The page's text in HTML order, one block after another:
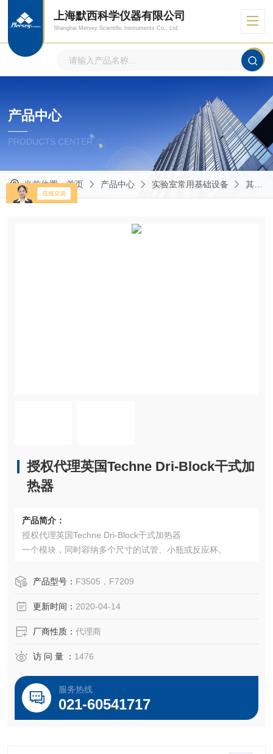
上海默西科学仪器有限公司
Shanghai Mersey Scientific Instruments Co., Ltd.
产品中心
PRODUCTS CENTER
当前位置：首页 产品中心 实验室常用基础设备 其他实验室常用仪器设备
授权代理英国Techne Dri-Block干式加
热器
产品简介：
授权代理英国Techne Dri-Block干式加热器
一个模块，同时容纳多个尺寸的试管、小瓶或反应杯。
产品型号： F3505，F7209
更新时间： 2020-04-14
厂商性质： 代理商
访 问 量 ： 1476
服务热线
021-60541717